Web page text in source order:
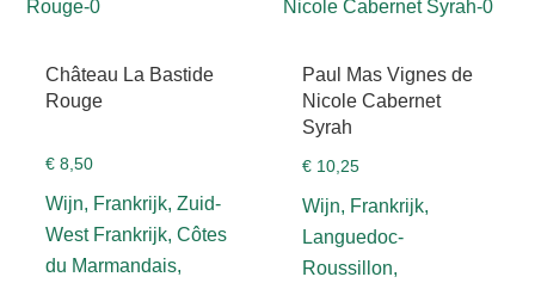
Château La Bastide
Rouge
€ 8,50
Wijn, Frankrijk, Zuid-
West Frankrijk, Côtes
du Marmandais,
Paul Mas Vignes de
Nicole Cabernet
Syrah
€10,25
Wijn, Frankrijk,
Languedoc-
Roussillon,